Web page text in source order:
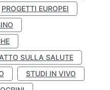
PROGETTI EUROPEI
SULLA SALUTE
STUDI IN VIVO